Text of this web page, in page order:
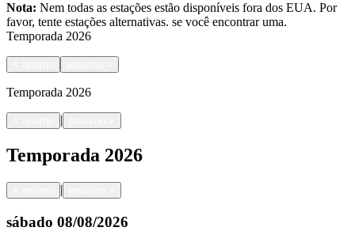
Nota: Nem todas as estações estão disponíveis fora dos EUA. Por
favor, tente estações alternativas. se você encontrar uma.
Temporada 2026
Temporada 2026
|
Temporada 2026
|
sábado 08/08/2026